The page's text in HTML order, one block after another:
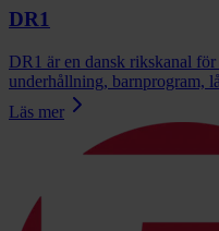
DR1
DR1 är en dansk rikskanal
underhållning, barnprogram,
Läs mer